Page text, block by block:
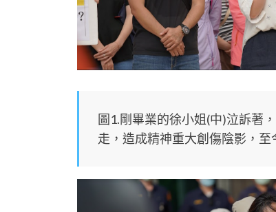
圖1.剛畢業的徐小姐(中)泣訴著
走，造成精神重大創傷陰影，至